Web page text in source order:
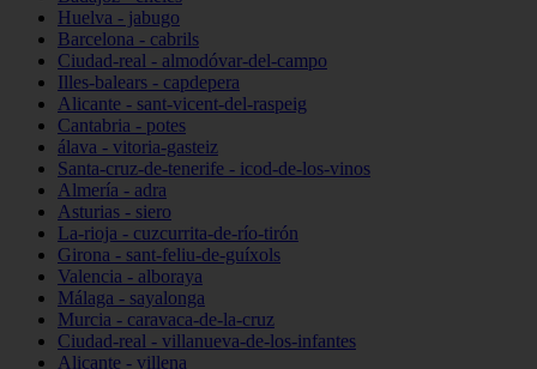
Huelva - jabugo
Barcelona - cabrils
Ciudad-real - almodóvar-del-campo
Illes-balears - capdepera
Alicante - sant-vicent-del-raspeig
Cantabria - potes
álava - vitoria-gasteiz
Santa-cruz-de-tenerife - icod-de-los-vinos
Almería - adra
Asturias - siero
La-rioja - cuzcurrita-de-río-tirón
Girona - sant-feliu-de-guíxols
Valencia - alboraya
Málaga - sayalonga
Murcia - caravaca-de-la-cruz
Ciudad-real - villanueva-de-los-infantes
Alicante - villena